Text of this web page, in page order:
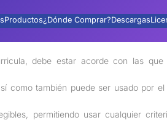
Productos¿Dónde Comprar?Descargas
debe estar acorde con las que
como también puede ser usado por
permitiendo usar cualquier